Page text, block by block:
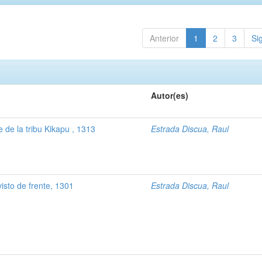
Anterior 1 2 3
Autor(es)
de la tribu Kikapu , 1313 Estrada Discua, Raul
de frente, 1301 Estrada Discua, Raul